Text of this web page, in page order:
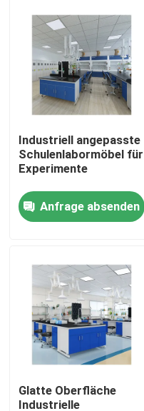
Produkte
Über uns
Fabrik-Ausflug
Qualitätskontrolle
Treten Sie mit uns in
Fälle
Moderne Labormöbel
Schullabormöbel
Laborinsel-Bank
Industriell angepasste
Schulenlabormöbel für
Experimente
Anfrage absenden
Glatte Oberfläche
Industrielle